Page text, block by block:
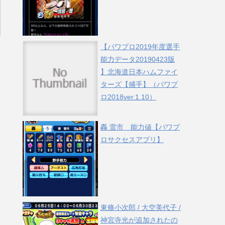
【パワプロ2019年度選手
能力データ20190423版
】北海道日本ハムファイ
ターズ【捕手】（パワプ
ロ2018ver.1.10）
轟 雷市 能力値【パワプ
ロサクセスアプリ】
東條小次郎 / 大空美代子 /
神宮寺光が追加されたの